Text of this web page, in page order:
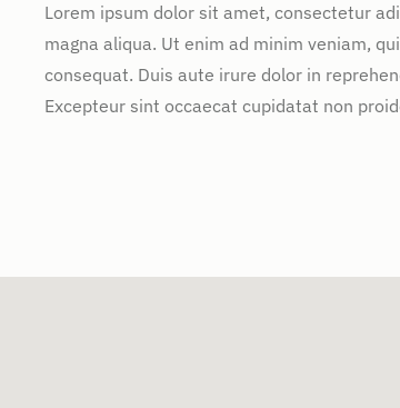
Lorem ipsum dolor sit amet, consectetur
magna aliqua. Ut enim ad minim veniam,
consequat. Duis aute irure dolor in
Excepteur sint occaecat cupidatat non